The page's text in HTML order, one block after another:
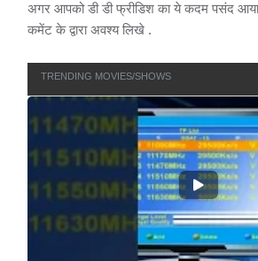
अगर आपको डी डी फ्रीडिश का ये कदम पसंद
कमेंट के द्वारा अवश्य लिखे .
TRENDING MOVIES/SHOWS